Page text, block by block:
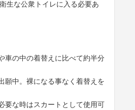
生な公衆トイレに入る必要あ
車の中の着替えに比べて約半分
願中。裸になる事なく着替えを
要な時はスカートとして使用可